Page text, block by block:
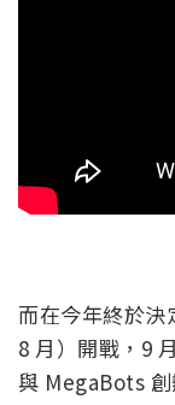
而在今年終於決
8 月）開戰，9
與 MegaBots